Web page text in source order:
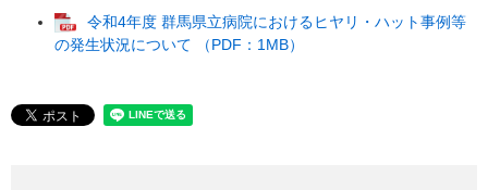
令和4年度 群馬県立病院におけるヒヤリ・ハット事例等
の発生状況について （PDF：1MB）